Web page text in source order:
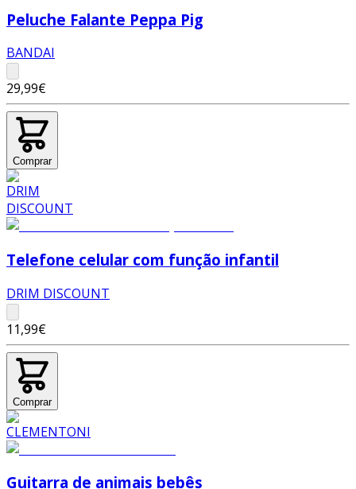
Peluche Falante Peppa Pig
BANDAI
29,99€
Comprar
Telefone celular com função infantil
DRIM DISCOUNT
11,99€
Comprar
Guitarra de animais bebês